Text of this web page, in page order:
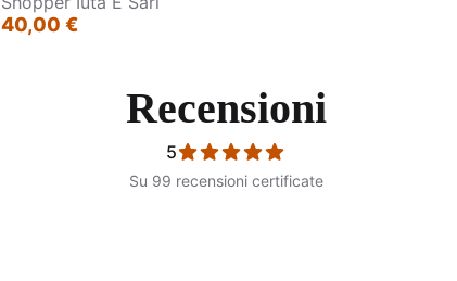
40,00 €
Recensioni
5
Su 99 recensioni certificate